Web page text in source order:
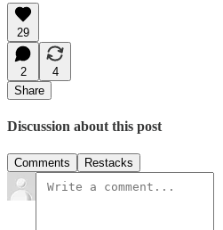
29
2
4
Share
Discussion about this post
Comments Restacks